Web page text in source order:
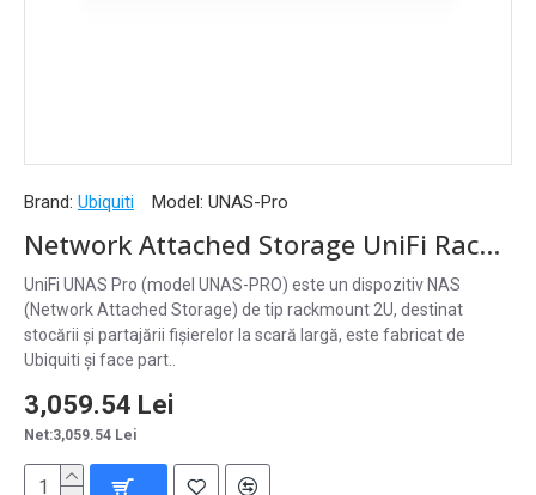
Brand: Ubiquiti Model: UNAS-Pro
Network Attached Storage UniFi Rackmount 2U, 10G SFP+, UNAS-Pro
UniFi UNAS Pro (model UNAS-PRO) este un dispozitiv NAS
(Network Attached Storage) de tip rackmount 2U, destinat
stocării și partajării fișierelor la scară largă, este fabricat de
Ubiquiti și face part..
3,059.54 Lei
Net:3,059.54 Lei